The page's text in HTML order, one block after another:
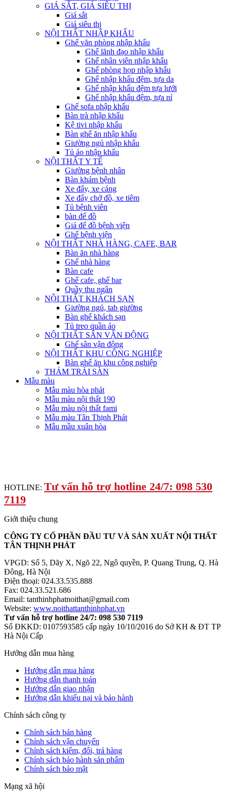
GIÁ SẮT, GIÁ SIÊU THỊ
Giá sắt
Giá siêu thị
NỘI THẤT NHẬP KHẨU
Ghế văn phòng nhập khẩu
Ghế lãnh đạo nhập khẩu
Ghế nhân viên nhập khẩu
Ghế phòng họp nhập khẩu
Ghế nhập khẩu đệm, tựa da
Ghế nhập khẩu đệm tựa lưới
Ghế nhập khẩu đệm, tựa nỉ
Ghế sofa nhập khẩu
Bàn trà nhập khẩu
Kệ tivi nhập khẩu
Bàn ghế ăn nhập khẩu
Giường ngủ nhập khẩu
Tủ áo nhập khẩu
NỘI THẤT Y TẾ
Giường bệnh nhân
Bàn khám bệnh
Xe đẩy, xe cáng
Xe đẩy chở đồ, xe tiêm
Tủ bệnh viên
bàn để đồ
Giá để đồ bệnh viện
Ghế bệnh viện
NỘI THẤT NHÀ HÀNG, CAFE, BAR
Bàn ăn nhà hàng
Ghế nhà hàng
Bàn cafe
Ghế cafe, ghế bar
Quầy thu ngân
NỘI THẤT KHÁCH SẠN
Giường ngủ, tab giường
Bàn ghế khách sạn
Tủ treo quần áo
NỘI THẤT SÂN VẬN ĐỘNG
Ghế sân vận động
NỘI THẤT KHU CÔNG NGHIỆP
Bàn ghế ăn khu công nghiệp
THẢM TRẢI SÀN
Mẫu màu
Mẫu màu hòa phát
Mẫu màu nội thất 190
Mẫu màu nội thất fami
Mẫu màu Tân Thịnh Phát
Mẫu mầu xuân hòa
HOTLINE: Tư vấn hỗ trợ hotline 24/7: 098 530
7119
Giới thiệu chung
CÔNG TY CỔ PHẦN ĐẦU TƯ VÀ SẢN XUẤT NỘI THẤT
TÂN THỊNH PHÁT
VPGD: Số 5, Dãy X, Ngõ 22, Ngô quyền, P. Quang Trung, Q. Hà
Đông, Hà Nội
Điện thoại: 024.33.535.888
Fax: 024.33.521.686
Email: tanthinhphatnoithat@gmail.com
Website: www.noithattanthinhphat.vn
Tư vấn hỗ trợ hotline 24/7: 098 530 7119
Số ĐKKD: 0107593585 cấp ngày 10/10/2016 do Sở KH & ĐT TP
Hà Nội Cấp
Hướng dẫn mua hàng
Hướng dẫn mua hàng
Hướng dẫn thanh toán
Hướng dẫn giao nhận
Hướng dẫn khiếu nại và bảo hành
Chính sách công ty
Chính sách bán hàng
Chính sách vận chuyển
Chính sách kiểm, đổi, trả hàng
Chính sách bảo hành sản phẩm
Chính sách bảo mật
Mạng xã hội